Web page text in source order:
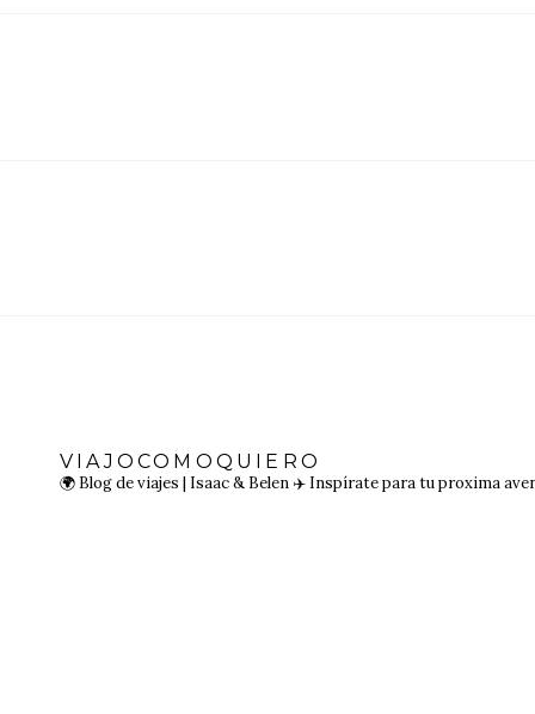
VIAJOCOMOQUIERO
🌍 Blog de viajes | Isaac & Belen ✈️ Inspírate para tu proxima